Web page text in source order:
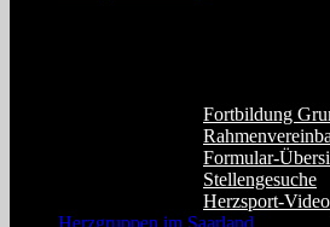
Fortbildung
Formular-
Stellengesuche
Herzsport-
Herzgruppen im Saarland